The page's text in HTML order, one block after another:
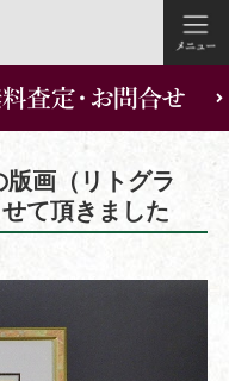
画（リトグラ
て頂きました